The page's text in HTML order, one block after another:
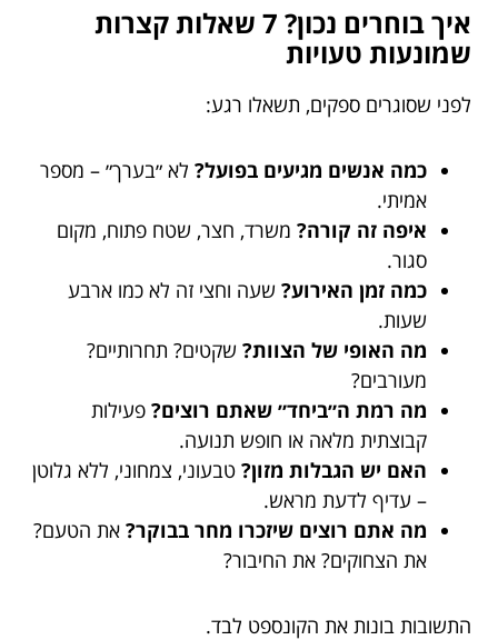
איך בוחרים נכון? 7 שאלות קצרות
שמונעות טעויות
לפני שסוגרים ספקים, תשאלו רגע:
כמה אנשים מגיעים בפועל? לא ״בערך״ – מספר
אמיתי.
איפה זה קורה? משרד, חצר, שטח פתוח, מקום
סגור.
כמה זמן האירוע? שעה וחצי זה לא כמו ארבע
שעות.
מה האופי של הצוות? שקטים? תחרותיים?
מעורבים?
מה רמת ה״ביחד״ שאתם רוצים? פעילות
קבוצתית מלאה או חופש תנועה.
האם יש הגבלות מזון? טבעוני, צמחוני, ללא גלוטן
– עדיף לדעת מראש.
מה אתם רוצים שיזכרו מחר בבוקר? את הטעם?
את הצחוקים? את החיבור?
התשובות בונות את הקונספט לבד.